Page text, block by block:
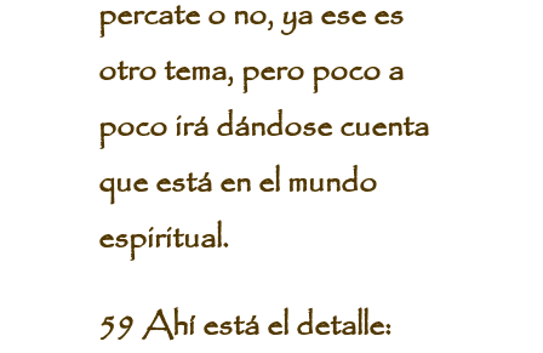
percate o no, ya ese es
otro tema, pero poco a
poco irá dándose cuenta
que está en el mundo
espiritual.
59 Ahí está el detalle: